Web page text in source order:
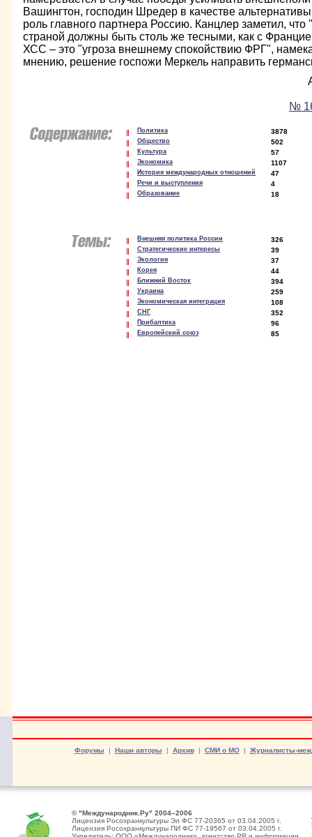
Вашингтон, господин Шредер в качестве
роль главного партнера Россию. Канцлер заметил,
страной должны быть столь же тесными, как с
ХСС – это "угроза внешнему спокойствию ФРГ",
мнению, решение госпожи Меркель направить
№
Политика 3878
Общество 502
Культура 57
Экономика 1107
История международных отношений 47
Речи и выступления 4
Образование 18
Внешняя политика России 326
Стратегические интересы 39
Экология 37
Корея 44
Ближний Восток 394
Украина 259
Экономическая интеграция 108
СНГ 352
Прибалтика 96
Европейский союз 85
Форумы | Наши авторы | Архив| СМИ о МО| Журналисты-
© "Международник.Ру" 2004–2006
Лицензия Росохранкультуры Эл ФС 77-20365 от 03.04.2005 г.
Лицензия Росохранкультуры ПИ ФС 77-19567 от 03.04.2005 г.